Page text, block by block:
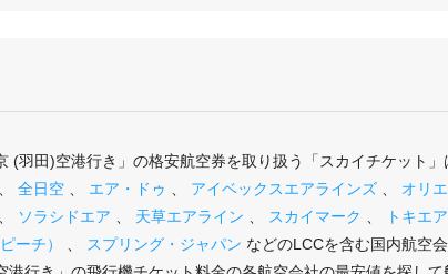
(羽田)空港行き」の格安航空券を取り扱う「スカイチケット」
全日空 エア・ドゥ アイベックスエアラインズ オリ
ソラシドエア 天草エアライン スカイマーク トキエア
ーチ） スプリング・ジャパン などのLCCを含む国内航空